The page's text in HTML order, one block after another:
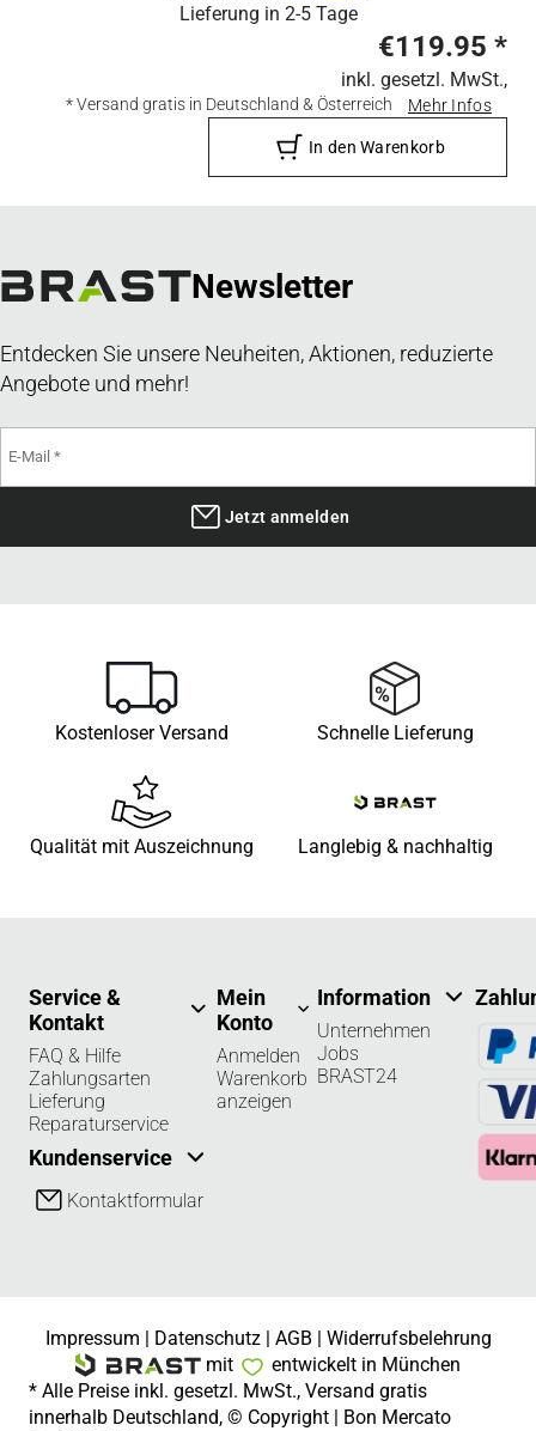
Lieferung in 2-5 Tage
€119.95 *
inkl. gesetzl. MwSt.,
* Versand gratis in Deutschland & Österreich Mehr Infos
In den Warenkorb
Newsletter
Entdecken Sie unsere Neuheiten, Aktionen, reduzierte
Angebote und mehr!
Jetzt anmelden
Kostenloser Versand Schnelle Lieferung
Qualität mit Auszeichnung Langlebig & nachhaltig
Service &
Kontakt
FAQ & Hilfe
Zahlungsarten
Lieferung
Reparaturservice
Kundenservice
Kontaktformular
Mein
Konto
Anmelden
Warenkorb
anzeigen
Information
Unternehmen
Jobs
BRAST24
Impressum | Datenschutz| AGB | Widerrufsbelehrung
mit
entwickelt in München
* Alle Preise inkl. gesetzl. MwSt., Versand gratis
innerhalb Deutschland, © Copyright | Bon Mercato